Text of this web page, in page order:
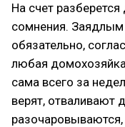
На счет
сомнения.
обязательно,
любая
сама всего за
верят, отваливают
разочаровываются,